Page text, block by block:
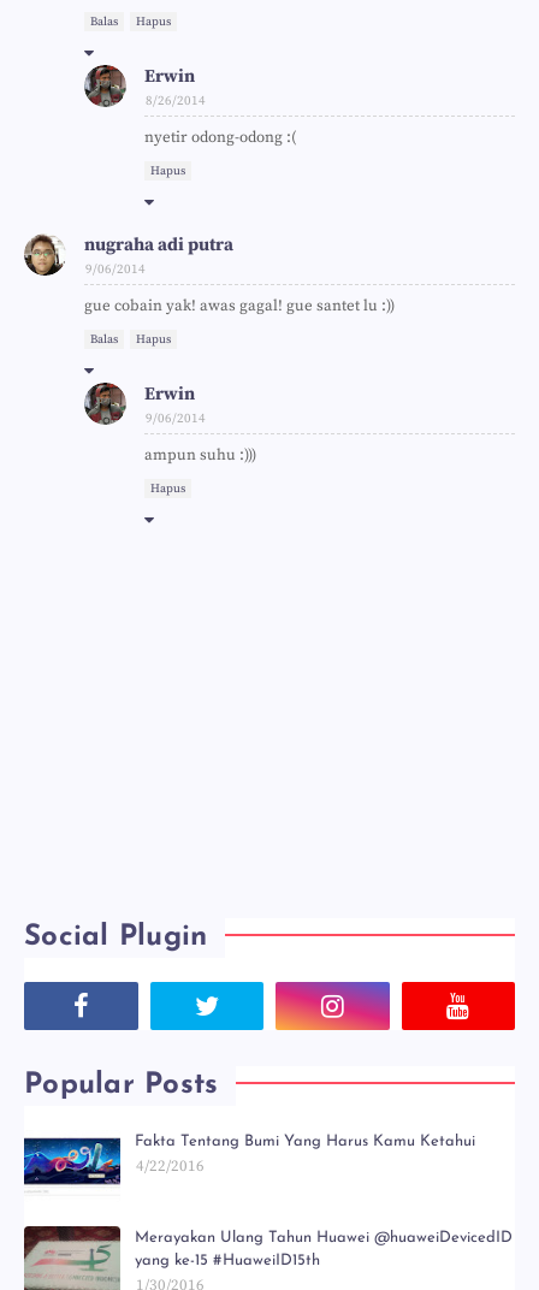
Balas Hapus
Erwin
8/26/2014
nyetir odong-odong :(
Hapus
nugraha adi putra
9/06/2014
gue cobain yak! awas gagal! gue santet lu :))
Balas Hapus
Erwin
9/06/2014
ampun suhu :)))
Hapus
Social Plugin
Popular Posts
Fakta Tentang Bumi Yang Harus Kamu Ketahui
4/22/2016
Merayakan Ulang Tahun Huawei @huaweiDevicedID
yang ke-15 #HuaweiID15th
1/30/2016